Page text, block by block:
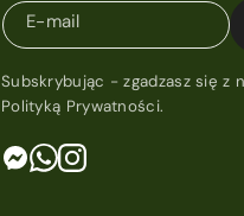
E-mail
Subskrybując - zgadzasz się z
Polityką Prywatności.